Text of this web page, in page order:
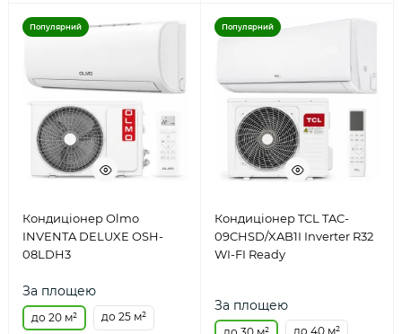
Популярний
Кондиціонер Olmo
INVENTA DELUXE OSH-
08LDH3
За площею
до 20 м² до 25 м²
Популярний
Кондиціонер TCL TAC-
09CHSD/XAB1I Inverter R32
WI-FI Ready
За площею
до 40 м²